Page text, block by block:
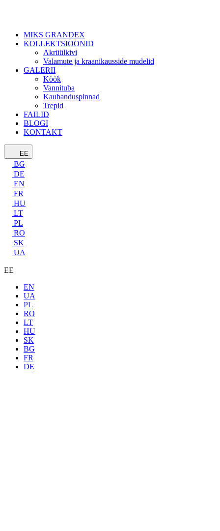
MIKS GRANDEX
KOLLEKTSIOONID
Akrüülkivi
Valamute ja kraanikausside mudelid
GALERII
Köök
Vannituba
Kaubanduspinnad
Trepid
FAILID
BLOGI
KONTAKT
EE
BG
DE
EN
FR
HU
LT
PL
RO
SK
UA
EE
EN
UA
PL
RO
LT
HU
SK
BG
FR
DE